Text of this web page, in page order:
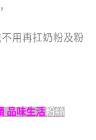
用再扛奶粉及粉
品味生活粉絲